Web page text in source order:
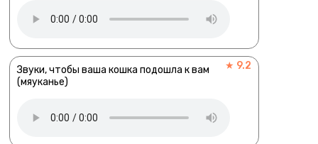
Звуки, чтобы ваша кошка подошла к вам
(мяуканье)
★ 9.2